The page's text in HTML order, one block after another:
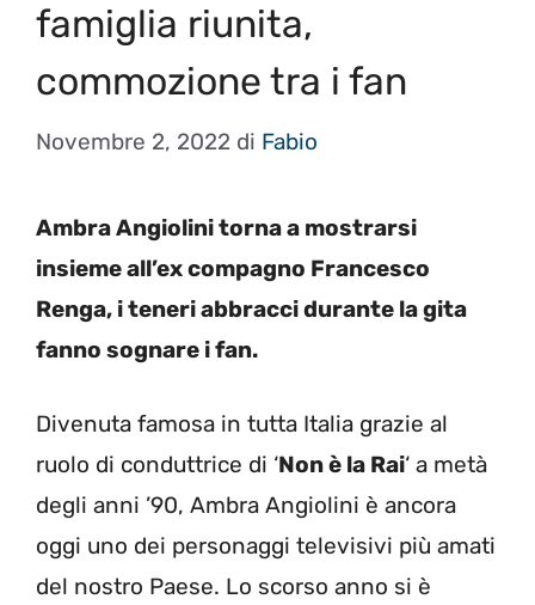
famiglia riunita,
commozione tra i fan
Novembre 2, 2022 di Fabio
Ambra Angiolini torna a mostrarsi
insieme all’ex compagno Francesco
Renga, i teneri abbracci durante la gita
fanno sognare i fan.
Divenuta famosa in tutta Italia grazie al
ruolo di conduttrice di ‘Non è la Rai‘ a metà
degli anni ’90, Ambra Angiolini è ancora
oggi uno dei personaggi televisivi più amati
del nostro Paese. Lo scorso anno si è